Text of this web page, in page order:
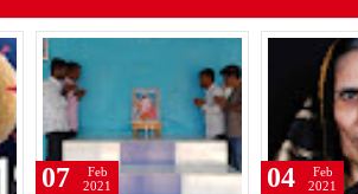
01
Nov
2021
24
Apr
2021